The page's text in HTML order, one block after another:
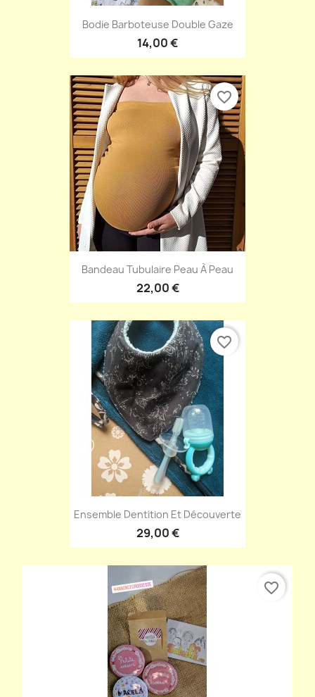
Bodie Barboteuse Double Gaze
14,00 €
Bandeau Tubulaire Peau À Peau
22,00 €
favorite_border
Ensemble Dentition Et Découverte
29,00 €
favorite_border
favorite_border